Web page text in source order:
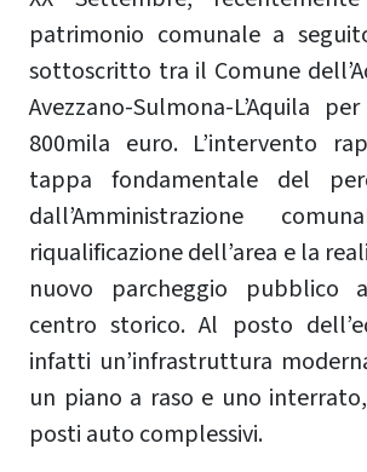
patrimonio comunale a
sottoscritto tra il Comune
Avezzano-Sulmona-L’Aquila
800mila euro. L’intervento
tappa fondamentale del
dall’Amministrazione
riqualificazione dell’area e la
nuovo parcheggio pubblico
centro storico. Al posto
infatti un’infrastruttura
un piano a raso e uno
posti auto complessivi.